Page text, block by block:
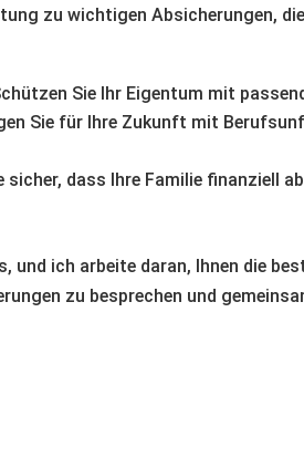
zu wichtigen Absicherungen,
Sie Ihr Eigentum mit
Sie für Ihre Zukunft mit
sicher, dass Ihre Familie finanziell
und ich arbeite daran, Ihnen die
zu besprechen und